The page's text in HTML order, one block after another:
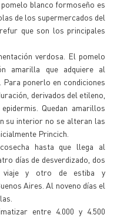
blanco formoseño es
de los supermercados del
que son los principales
verdosa. El pomelo
amarilla que adquiere al
Para ponerlo en condiciones
derivados del etileno,
Quedan amarillos
su interior no se alteran las
Princich.
hasta que llega al
días de desverdizado, dos
viaje y otro de estiba y
Aires. Al noveno días el
entre 4.000 y 4.500